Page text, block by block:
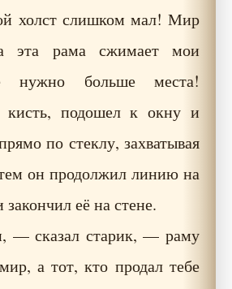
холст слишком мал! Мир
а эта рама сжимает мои
больше места!
кисть, подошел к окну и
по стеклу, захватывая
он продолжил линию на
её на стене.
сказал старик, — раму
а тот, кто продал тебе